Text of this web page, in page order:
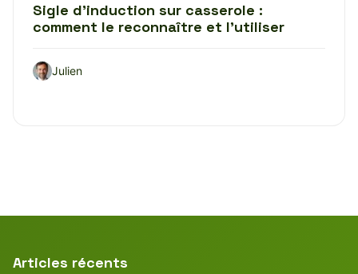
Sigle d’induction sur casserole :
comment le reconnaître et l’utiliser
Julien
Articles récents